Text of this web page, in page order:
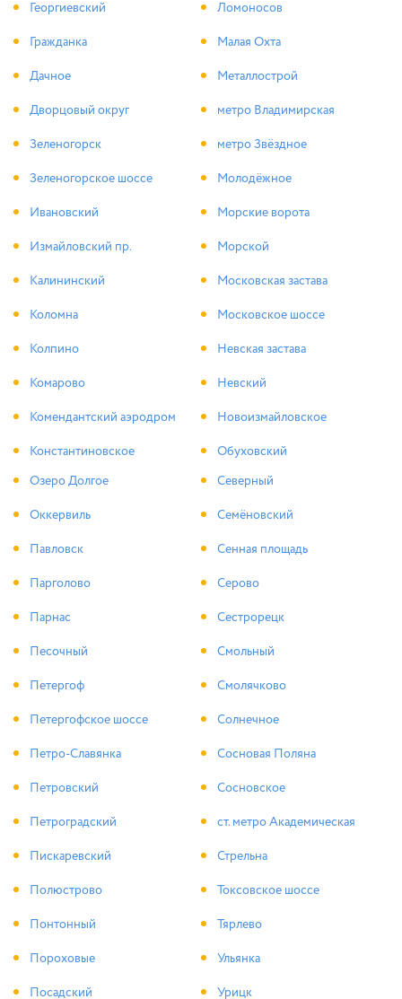
Георгиевский
Гражданка
Дачное
Дворцовый округ
Зеленогорск
Зеленогорское шоссе
Ивановский
Измайловский пр.
Калининский
Коломна
Колпино
Комарово
Комендантский аэродром
Константиновское
Ломоносов
Малая Охта
Металлострой
метро Владимирская
метро Звёздное
Молодёжное
Морские ворота
Морской
Московская застава
Московское шоссе
Невская застава
Невский
Новоизмайловское
Обуховский
Озеро Долгое
Оккервиль
Павловск
Парголово
Парнас
Песочный
Петергоф
Петергофское шоссе
Петро-Славянка
Петровский
Петроградский
Пискаревский
Полюстрово
Понтонный
Пороховые
Посадский
Северный
Семёновский
Сенная площадь
Серово
Сестрорецк
Смольный
Смолячково
Солнечное
Сосновая Поляна
Сосновское
ст. метро Академическая
Стрельна
Токсовское шоссе
Тярлево
Ульянка
Урицк